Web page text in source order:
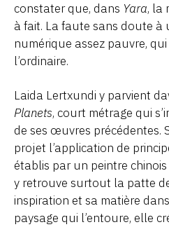
constater que, dans Yara, la
à fait. La faute sans doute à
numérique assez pauvre,
l’ordinaire.
Laida Lertxundi y parvient
Planets, court métrage qui
de ses œuvres précédentes.
projet l’application de
établis par un peintre
y retrouve surtout la patte
inspiration et sa matière
paysage qui l’entoure, elle